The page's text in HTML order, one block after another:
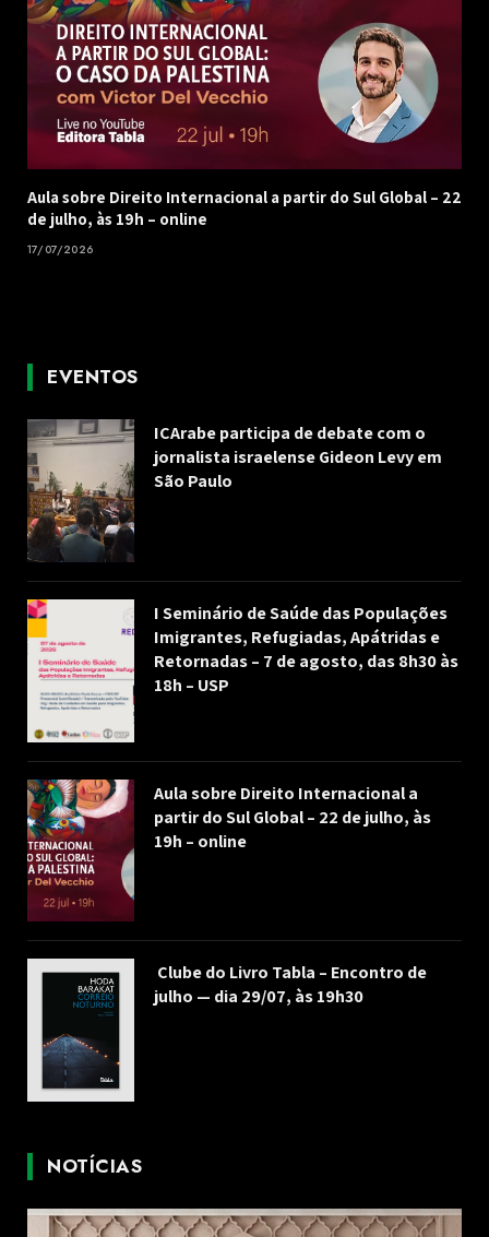
Aula sobre Direito Internacional a partir do Sul Global – 22
de julho, às 19h – online
17/07/2026
EVENTOS
ICArabe participa de debate com o
jornalista israelense Gideon Levy em
São Paulo
I Seminário de Saúde das Populações
Imigrantes, Refugiadas, Apátridas e
Retornadas – 7 de agosto, das 8h30 às
18h – USP
Aula sobre Direito Internacional a
partir do Sul Global – 22 de julho, às
19h – online
Clube do Livro Tabla – Encontro de
julho — dia 29/07, às 19h30
NOTÍCIAS